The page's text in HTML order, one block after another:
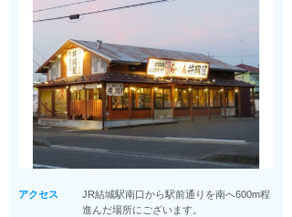
アクセス
JR結城駅南口から駅前通りを南へ600m程
進んだ場所にございます。